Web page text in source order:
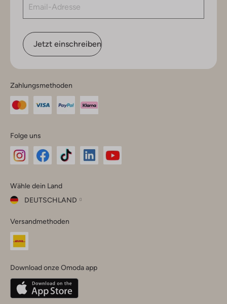
Jetzt einschreiben
Zahlungsmethoden
Folge uns
Instagram
Facebook
TikTok
Wähle dein Land
DEUTSCHLAND
dein
Land
Belgique(Français)
Deutschland
Versandmethoden
Download onze Omoda app